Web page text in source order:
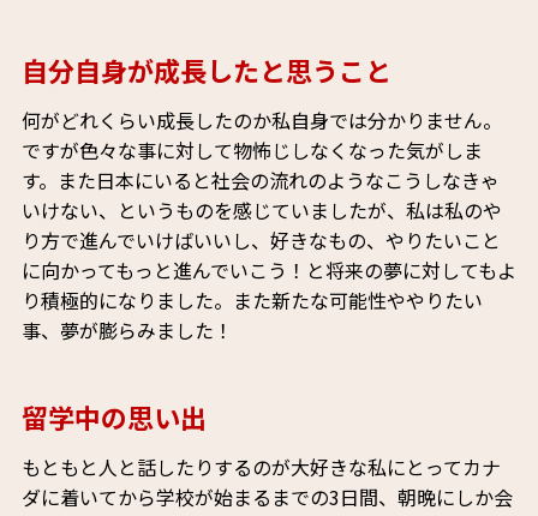
自分自身が成長したと思うこと
何がどれくらい成長したのか私自身では分かりません。
ですが色々な事に対して物怖じしなくなった気がしま
す。また日本にいると社会の流れのようなこうしなきゃ
いけない、というものを感じていましたが、私は私のや
り方で進んでいけばいいし、好きなもの、やりたいこと
に向かってもっと進んでいこう！と将来の夢に対してもよ
り積極的になりました。また新たな可能性ややりたい
事、夢が膨らみました！
留学中の思い出
もともと人と話したりするのが大好きな私にとってカナ
ダに着いてから学校が始まるまでの3日間、朝晩にしか会